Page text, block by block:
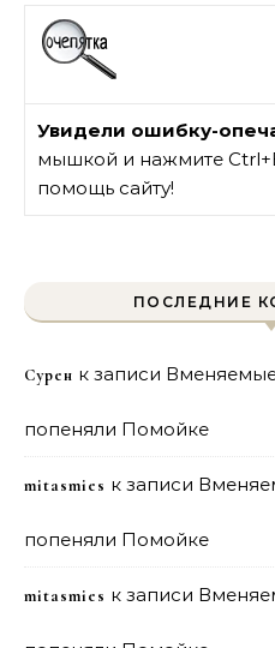
Увидели ошибку-
мышкой и нажмите
помощь сайту!
ПОСЛЕДНИЕ
Сурен к записи
попеняли Помойке
mitasmies к записи
попеняли Помойке
mitasmies к записи